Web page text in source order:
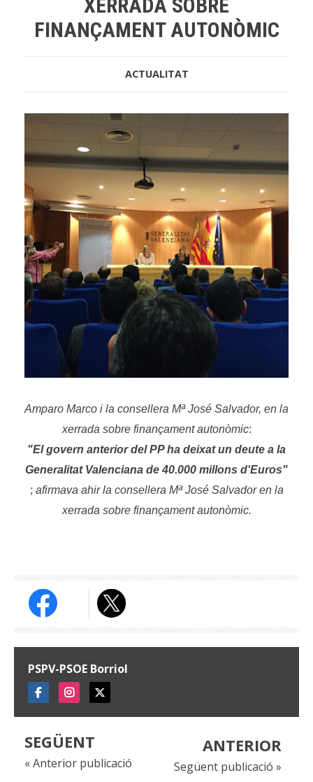
XERRADA SOBRE
FINANÇAMENT AUTONÒMIC
ACTUALITAT
Amparo Marco i la consellera Mª José Salvador, en la
xerrada sobre finançament autonòmic:
"El govern anterior del PP ha deixat un deute a la
Generalitat Valenciana de 40.000 millons d'Euros"
; afirmava ahir la consellera Mª José Salvador en la
xerrada sobre finançament autonòmic.
PSPV-PSOE Borriol
SEGÜENT
« Anterior publicació
ANTERIOR
Següent publicació »